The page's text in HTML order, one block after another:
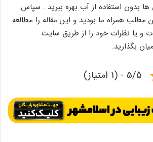
بدون استفاده از آب بهره ببرید . سپاس
مطلب همراه ما بودید و این مقاله را مطالعه
و یا نظرات خود را از طریق سایت
بگذارید.
5/5 - (1 امتیاز)